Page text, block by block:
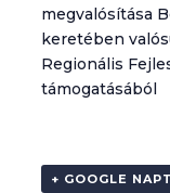
megvalósítása
keretében
Regionális
támogatásából
+ GOOGLE